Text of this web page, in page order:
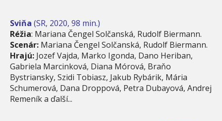
Sviňa (SR, 2020, 98 min.)
Réžia: Mariana Čengel Solčanská, Rudolf Biermann.
Scenár: Mariana Čengel Solčanská, Rudolf Biermann.
Hrajú: Jozef Vajda, Marko Igonda, Dano Heriban,
Gabriela Marcinková, Diana Mórová, Braňo
Bystriansky, Szidi Tobiasz, Jakub Rybárik, Mária
Schumerová, Dana Droppová, Petra Dubayová, Andrej
Remeník a ďalší...